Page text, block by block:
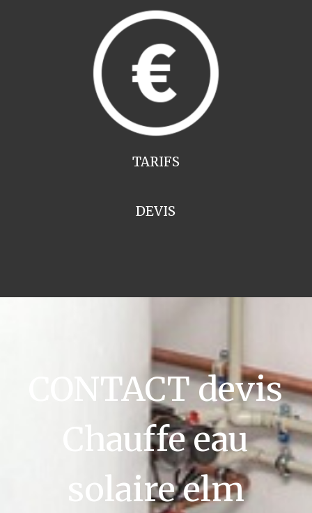
TARIFS
DEVIS
CONTACT devis
Chauffe eau
solaire elm